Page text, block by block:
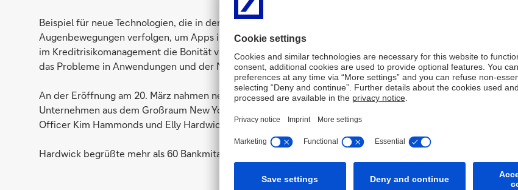
Beispiel für neue Technologien, die in der Praxis eingesetzt werden könnten: Verfahren, die
Augenbewegungen verfolgen, um Apps intuitiver zu gestalten, außerdem ein Programm, mit dem Mitarbeiter
im Kreditrisikomanagement die Bonität von Kunden einfach abfragen können sowie ein Überwachungssystem,
das Probleme in Anwendungen und der Netzwerkinfrastruktur identifiziert.
An der Eröffnung am 20. März nahmen neben Führungskräften der Deutschen Bank auch Vertreter von IT-
Unternehmen aus dem Großraum New York teil. Von der Bank nahmen Vorstandsmitglied und Chief Operating
Officer Kim Hammonds und Elly Hardwick teil, die Leiterin des Bereichs Innovation.
Hardwick begrüßte mehr als 60 Bankmitarbeiter und Vertreter von FinTech-Unternehmen.